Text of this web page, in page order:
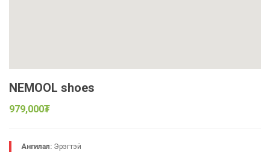
NEMOOL shoes
979,000₮
Ангилал: Эрэгтэй